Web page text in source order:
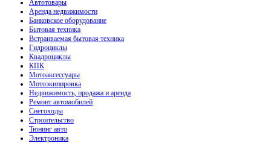
Автотовары
Аренда недвижимости
Банковское оборудование
Бытовая техника
Встраиваемая бытовая техника
Гидроциклы
Квадроциклы
КПК
Мотоаксессуары
Мотоэкипировка
Недвижимость, продажа и аренда
Ремонт автомобилей
Снегоходы
Строительство
Тюнинг авто
Электроника